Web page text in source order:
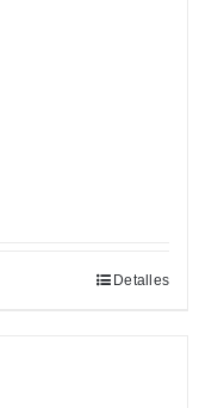
Detalles